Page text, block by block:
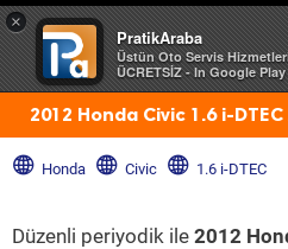
×
PratikAraba
Üstün Oto Servis
ÜCRETSİZ - In Google Play
2012 Honda Civic 1.6 i-DTEC
Honda Civic 1.6 i-DTEC
Düzenli periyodik ile 2012